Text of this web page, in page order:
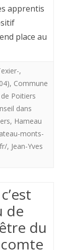
apprentis
place au
,
, Commune
Poitiers
dans
, Hameau
monts-
, Jean-Yves
de
du